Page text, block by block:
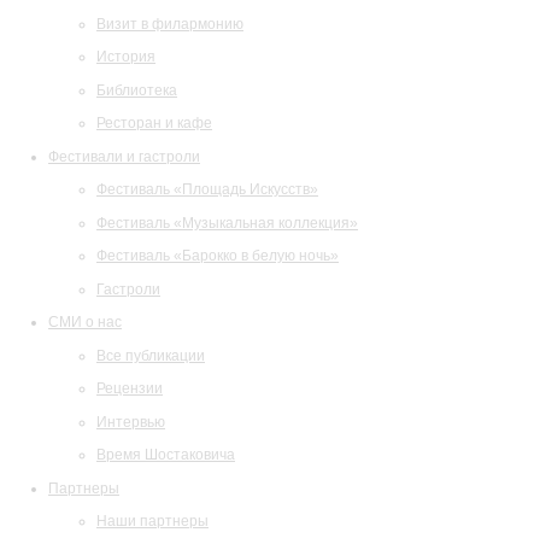
Визит в филармонию
История
Библиотека
Ресторан и кафе
Фестивали и гастроли
Фестиваль «Площадь Искусств»
Фестиваль «Музыкальная коллекция»
Фестиваль «Барокко в белую ночь»
Гастроли
СМИ о нас
Все публикации
Рецензии
Интервью
Время Шостаковича
Партнеры
Наши партнеры